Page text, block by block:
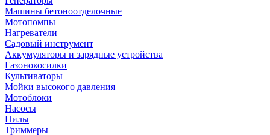
Машины бетоноотделочные
Мотопомпы
Нагреватели
Садовый инструмент
Аккумуляторы и зарядные устройства
Газонокосилки
Культиваторы
Мойки высокого давления
Мотоблоки
Насосы
Пилы
Триммеры